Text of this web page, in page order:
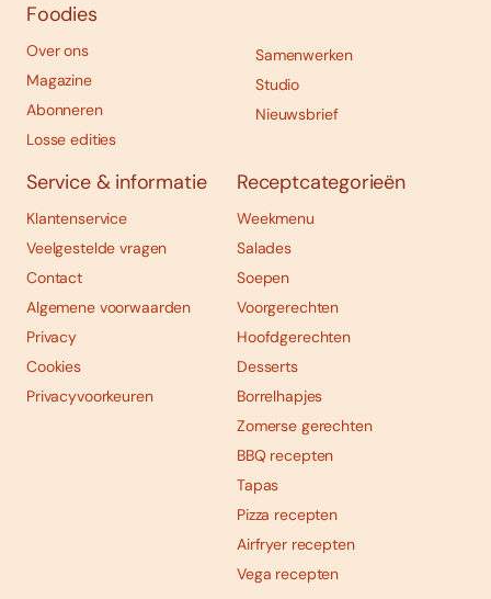
Foodies
Over ons
Magazine
Abonneren
Losse edities
Samenwerken
Studio
Nieuwsbrief
Service & informatie
Klantenservice
Veelgestelde vragen
Contact
Algemene voorwaarden
Privacy
Cookies
Privacyvoorkeuren
Receptcategorieën
Weekmenu
Salades
Soepen
Voorgerechten
Hoofdgerechten
Desserts
Borrelhapjes
Zomerse gerechten
BBQ recepten
Tapas
Pizza recepten
Airfryer recepten
Vega recepten